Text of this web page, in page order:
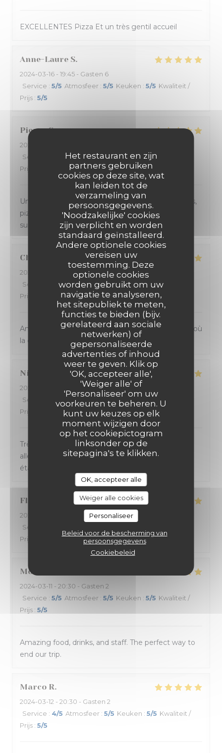
Het restaurant en zijn
partners gebruiken
cookies op deze site, wat
kan leiden tot de
verzameling van
persoonsgegevens.
'Noodzakelijke' cookies
zijn verplicht en worden
standaard geïnstalleerd.
Andere optionele cookies
vereisen uw
toestemming. Deze
optionele cookies
worden gebruikt om uw
navigatie te analyseren,
het sitepubliek te meten,
functies te bieden (bijv.
gerelateerd aan sociale
netwerken) of
gepersonaliseerde
advertenties of inhoud
weer te geven. Klik op
'OK, accepteer alle',
'Weiger alle' of
'Personaliseer' om uw
voorkeuren te beheren. U
kunt uw keuzes op elk
moment wijzigen door
op het cookiepictogram
linksonder op de
sitepagina's te klikken.
OK, accepteer alle
Weiger alle cookies
Personaliseer
Beleid voor de bescherming van
persoonsgegevens
Cookiebeleid
EXCELLENTES Pizza Et un très gentil accueil
Anne-Laure S
2024-03-16 - 19:45 - Gasten 6
Service : 5/5 Atmosfeer : 5/5 Keuken : 5/5 Kwaliteit /
Prijs : 5/5
Pierre G
2024-03-15
Service
Atmosfeer:5/5 Keuken :5/5
Prijs
Un accueil et un service au TOP. Les plats (entrées,
pizza au feu de bois et dessert) sont toujours
succulents.
Charlène
2024-03-13
- 21:00 - Gasten 2
Service
/5 Atmosfeer:4/5 Keuken: 5 /5 Kwaliteit /
Prijs
Ambiance et service sympathique dans ce bistrot où
la cuisine sicilienne est goûteuse et joyeuse.
Nicolas
2024-03-14
- 20:45 - Gasten 4
Service
Atmosfeer /5 Keuken
Kwaliteit /
Prijs
Très bonne soirée passée à La Massara ! Carte
alléchante, service sympa et rapide. Les pizzas
étaient délicieuses. Excellent rapport qualité/prix.
Florence
2024-03-13
- 19:30 - Gasten 9
Service
Prijs
Morgan
2024-03-11 - 20:30 - Gasten 2
Service : 5/5 Atmosfeer : 5/5 Keuken : 5/5 Kwaliteit /
Prijs : 5/5
Amazing food, drinks, and staff. The perfect way to
end our trip.
Marco R
2024-03-12 - 20:30 - Gasten 2
Service : 4/5 Atmosfeer : 5/5 Keuken : 5/5 Kwaliteit /
Prijs : 5/5